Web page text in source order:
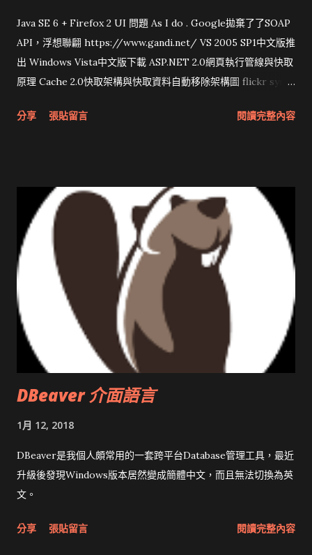
Java SE 6 + Firefox 2 UI 問題 As I do . Google拋棄了了SOAP
API，浮想聯翩 https://www.gandi.net/ VS 2005 SP1中文版推
出 Windows Vista中文版下載 ASP.NET 2.0網頁執行管線與快取
原理 Cache 2.0快取架構與快取資料自動移除架構圖 flickr sync
圖治推動改革 Wait and see 國內某SOC疑遭駭客入侵 大砲開講
分享 張貼留言 閱讀完整內容
DBeaver 介面語言
1月 12, 2018
DBeaver是我個人頗常用的一套跨平台Database管理工具，最近
升級後發現Windows版本居然變成簡體中文，而且無法切換為英
文。
分享 張貼留言 閱讀完整內容